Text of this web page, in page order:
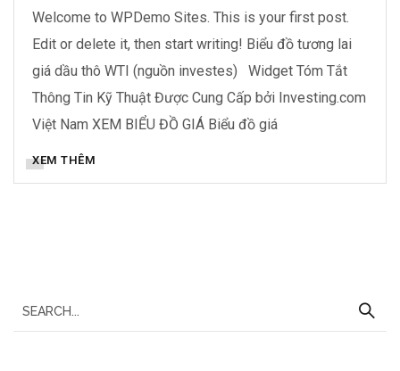
Welcome to WPDemo Sites. This is your first post.
Edit or delete it, then start writing! Biểu đồ tương lai
giá dầu thô WTI (nguồn investes) Widget Tóm Tắt
Thông Tin Kỹ Thuật Được Cung Cấp bởi Investing.com
Việt Nam XEM BIỂU ĐỒ GIÁ Biểu đồ giá
XEM THÊM